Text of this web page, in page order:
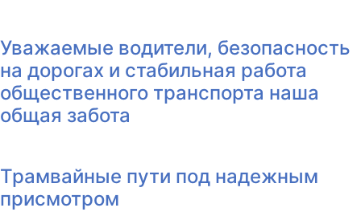
Уважаемые водители, безопасность
на дорогах и стабильная работа
общественного транспорта наша
общая забота
Трамвайные пути под надежным
присмотром